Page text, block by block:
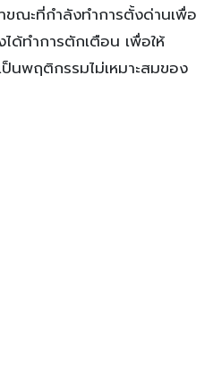
ณะที่กำลังทำการตั้งด่านเพื่อ
ด้ทำการตักเตือน เพื่อให้
นพฤติกรรมไม่เหมาะสมของ